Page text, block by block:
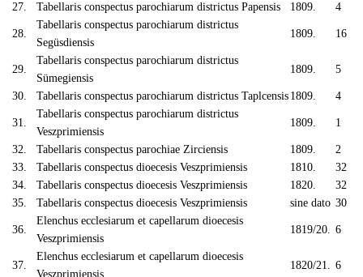
27.
Tabellaris conspectus parochiarum districtus Papensis 1809. 4
28.
Tabellaris conspectus parochiarum districtus
Següsdiensis
1809. 16
29.
Tabellaris conspectus parochiarum districtus
Sümegiensis
1809. 5
30. Tabellaris conspectus parochiarum districtus Taplcensis 1809. 4
31.
Tabellaris conspectus parochiarum districtus
Veszprimiensis
1809. 1
32. Tabellaris conspectus parochiae Zirciensis 1809.
2
33.
Tabellaris conspectus dioecesis Veszprimiensis 1810.
32
34.
Tabellaris conspectus dioecesis Veszprimiensis 1820.
32
35.
Tabellaris conspectus dioecesis Veszprimiensis sine dato 30
36.
Elenchus ecclesiarum et capellarum dioecesis
Veszprimiensis
1819/20. 6
37.
Elenchus ecclesiarum et capellarum dioecesis
Veszprimiensis
1820/21. 6